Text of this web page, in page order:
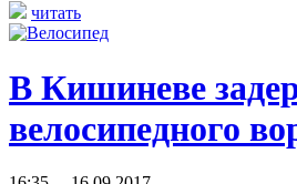
читать
В Кишиневе
велосипедного